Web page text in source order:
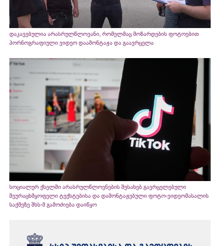
დაკავებულია არასრულწლოვანი, რომელმაც მოზარდების ფოტოებით
პორნოგრაფიული ვიდეო დაამონტაჟა და გაავრცელა
სოციალურ ქსელში არასრულწლოვნების შესახებ გავრცელებული
შეურაცხმყოფელი ტექსტებისა და დამონტაჟებული ფოტო-ვიდეომასალის
საქმეზე შსს-მ გამოძიება დაიწყო